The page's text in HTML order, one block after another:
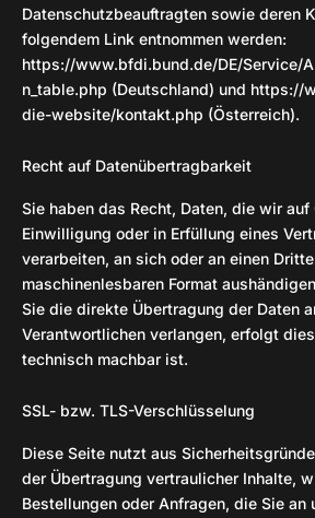
Datenschutzbeauftragten sowie deren
folgendem Link entnommen werden:
https://www.bfdi.bund.de/DE/Service/
n_table.php (Deutschland) und https://
die-website/kontakt.php (Österreich).
Recht auf Datenübertragbarkeit
Sie haben das Recht, Daten, die wir auf
Einwilligung oder in Erfüllung eines
verarbeiten, an sich oder an einen
maschinenlesbaren Format
Sie die direkte Übertragung der Daten
Verantwortlichen verlangen, erfolgt
technisch machbar ist.
SSL- bzw. TLS-Verschlüsselung
Diese Seite nutzt aus
der Übertragung vertraulicher Inhalte,
Bestellungen oder Anfragen, die Sie an